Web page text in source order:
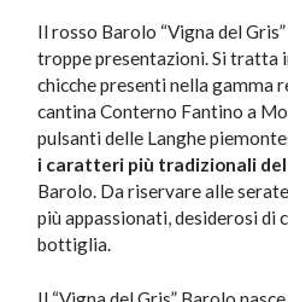
Il rosso Barolo “Vigna del
troppe presentazioni. Si tratta
chicche presenti nella gamma
cantina Conterno Fantino a
pulsanti delle Langhe
i caratteri più tradizionali
Barolo. Da riservare alle
più appassionati, desiderosi di
bottiglia.